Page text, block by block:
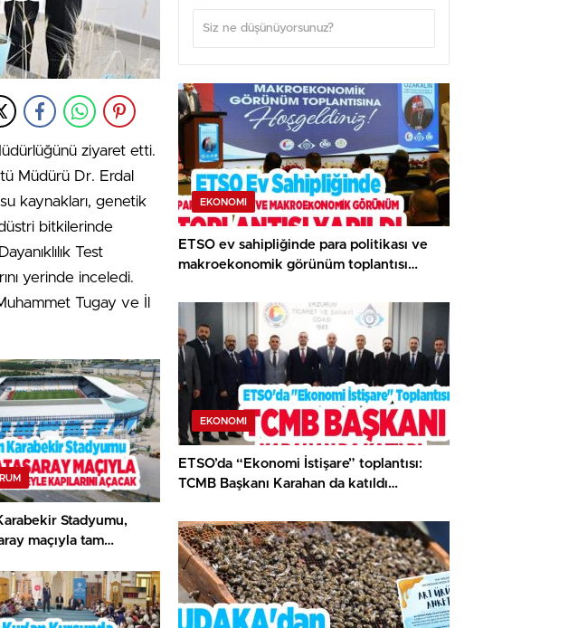
ziyaret etti.
Müdürü Dr. Erdal
kaynakları, genetik
bitkilerinde
Test
yerinde inceledi.
Tugay ve İl
Stadyumu,
maçıyla tam
EKONOMI
ETSO ev sahipliğinde para politikası ve
makroekonomik görünüm toplantısı
EKONOMI
ETSO’da “Ekonomi İstişare” toplantısı:
TCMB Başkanı Karahan da katıldı…